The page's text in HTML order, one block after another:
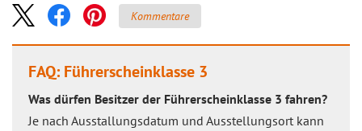
Kommentare
FAQ: Führerscheinklasse 3
Was dürfen Besitzer der Führerscheinklasse 3 fahren?
Je nach Ausstallungsdatum und Ausstellungsort kann